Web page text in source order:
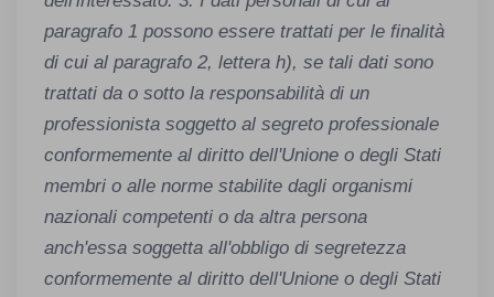
paragrafo 1 possono essere trattati per le finalità
di cui al paragrafo 2, lettera h), se tali dati sono
trattati da o sotto la responsabilità di un
professionista soggetto al segreto professionale
conformemente al diritto dell'Unione o degli Stati
membri o alle norme stabilite dagli organismi
nazionali competenti o da altra persona
anch'essa soggetta all'obbligo di segretezza
conformemente al diritto dell'Unione o degli Stati